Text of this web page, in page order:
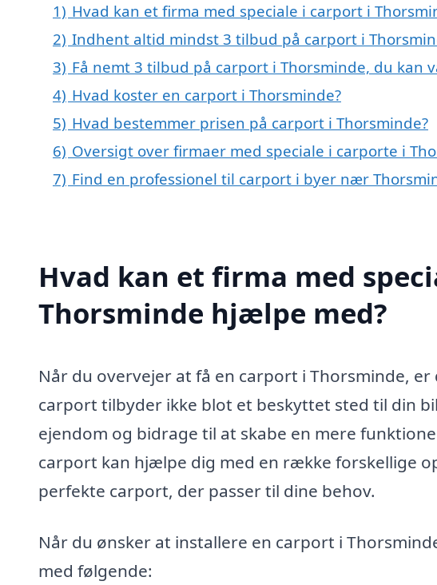
1) Hvad kan et firma med speciale i carport i
2) Indhent altid mindst 3 tilbud på carport i
3) Få nemt 3 tilbud på carport i Thorsminde, du kan
4) Hvad koster en carport i Thorsminde?
5) Hvad bestemmer prisen på carport i Thorsminde?
6) Oversigt over firmaer med speciale i carporte i
7) Find en professionel til carport i byer nær
Hvad kan et firma med
Thorsminde hjælpe med?
Når du overvejer at få en carport i Thorsminde,
carport tilbyder ikke blot et beskyttet sted til din
ejendom og bidrage til at skabe en mere
carport kan hjælpe dig med en række forskellige
perfekte carport, der passer til dine behov.
Når du ønsker at installere en carport i
med følgende: